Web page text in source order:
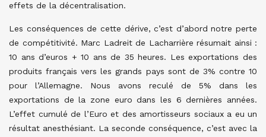
effets de la décentralisation.
Les conséquences de cette dérive, c’est d’abord notre perte
de compétitivité. Marc Ladreit de Lacharrière résumait ainsi :
10 ans d’euros + 10 ans de 35 heures. Les exportations des
produits français vers les grands pays sont de 3% contre 10
pour l’Allemagne. Nous avons reculé de 5% dans les
exportations de la zone euro dans les 6 dernières années.
L’effet cumulé de l’Euro et des amortisseurs sociaux a eu un
résultat anesthésiant. La seconde conséquence, c’est avec la